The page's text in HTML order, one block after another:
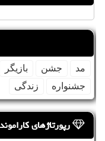
مد جشن بازیگر
جشنواره
زندگی
رپورتاژهای کاراموند